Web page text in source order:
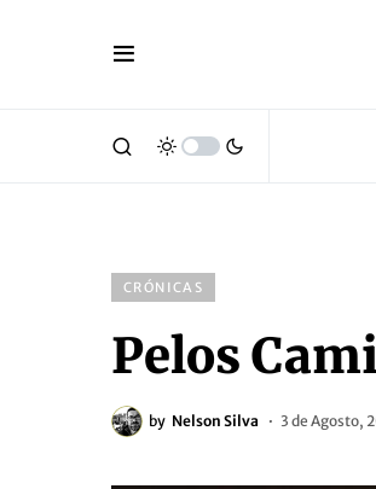
CRÓNICAS
Pelos
by Nelson Silva 3 de Agosto,